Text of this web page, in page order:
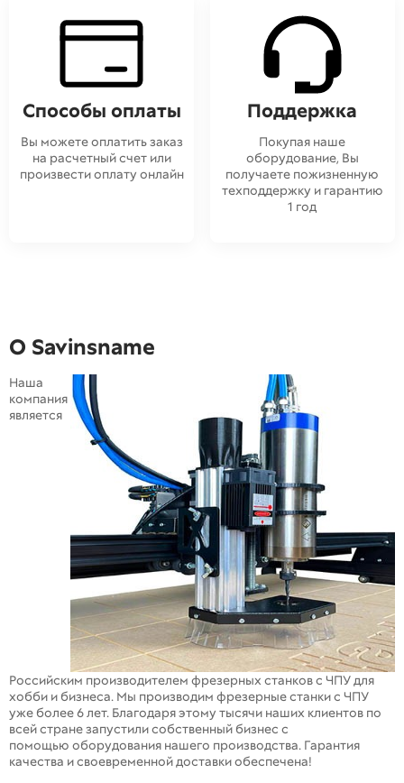
Способы оплаты
Вы можете оплатить заказ
на расчетный счет или
произвести оплату онлайн
Поддержка
Покупая наше
оборудование, Вы
получаете пожизненную
техподдержку и гарантию
1 год
О Savinsname
Наша
компания
является
Российским производителем фрезерных станков с ЧПУ для
хобби и бизнеса. Мы производим фрезерные станки с ЧПУ
уже более 6 лет. Благодаря этому тысячи наших клиентов по
всей стране запустили собственный бизнес с
помощью оборудования нашего производства. Гарантия
качества и своевременной доставки обеспечена!